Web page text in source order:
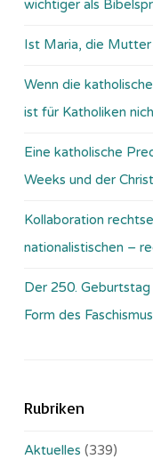
wichtiger als
Ist Maria, die Mutter
Wenn die
ist für Katholiken
Eine katholische
Weeks und der
Kollaboration
nationalistischen –
Der 250.
Form des Faschismus
Rubriken
Aktuelles (339)